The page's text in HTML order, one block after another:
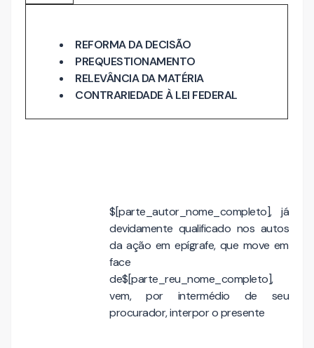
REFORMA DA DECISÃO
PREQUESTIONAMENTO
RELEVÂNCIA DA MATÉRIA
CONTRARIEDADE À LEI FEDERAL
$[parte_autor_nome_completo], já
devidamente qualificado nos autos
da ação em epígrafe, que move em
face
de$[parte_reu_nome_completo],
vem, por intermédio de seu
procurador, interpor o presente